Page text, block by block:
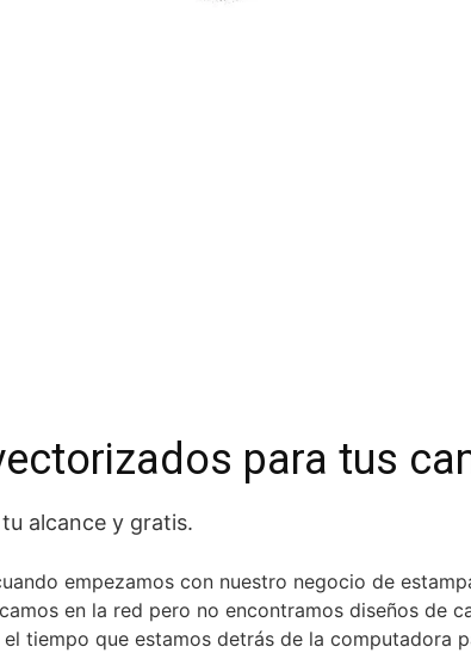
para tus
tu alcance y gratis.
empezamos con nuestro negocio de
en la red pero no encontramos diseños de
tiempo que estamos detrás de la computadora